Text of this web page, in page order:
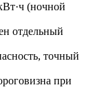
(ночной
отдельный
точный
при